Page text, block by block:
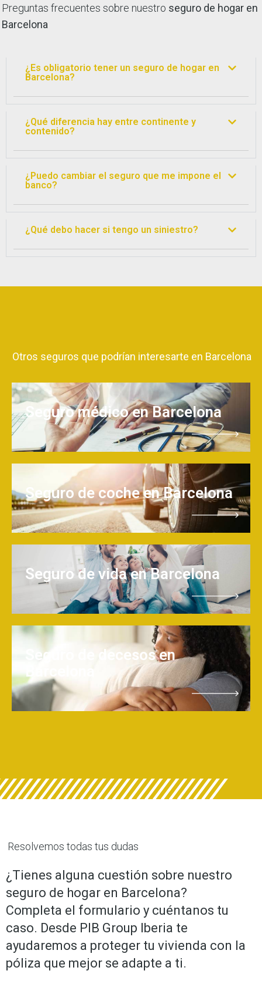
Preguntas frecuentes sobre nuestro seguro de hogar en
Barcelona
¿Es obligatorio tener un seguro de hogar en
Barcelona?
¿Qué diferencia hay entre continente y
contenido?
¿Puedo cambiar el seguro que me impone el
banco?
¿Qué debo hacer si tengo un siniestro?
Otros seguros que podrían interesarte en Barcelona
Seguro médico en Barcelona
Seguro de coche en Barcelona
Seguro de vida en Barcelona
Seguro de decesos en
Barcelona
Resolvemos todas tus dudas
¿Tienes alguna cuestión sobre nuestro
seguro de hogar en Barcelona?
Completa el formulario y cuéntanos tu
caso. Desde PIB Group Iberia te
ayudaremos a proteger tu vivienda con la
póliza que mejor se adapte a ti.